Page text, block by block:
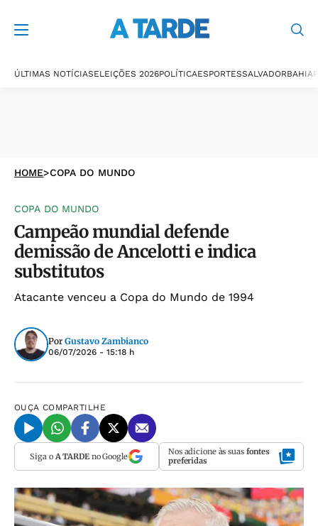
ÚLTIMAS NOTÍCIASELEIÇÕES 2026POLÍTICAESPORTESSALVADORBAHIA
HOME>COPA DO MUNDO
COPA DO MUNDO
Campeão mundial defende
demissão de Ancelotti e indica
substitutos
Atacante venceu a Copa do Mundo de 1994
Por Gustavo Zambianco
06/07/2026 - 15:18 h
OUÇA COMPARTILHE
Siga o A TARDEno Google Nos adicione às suas fontes
preferidas